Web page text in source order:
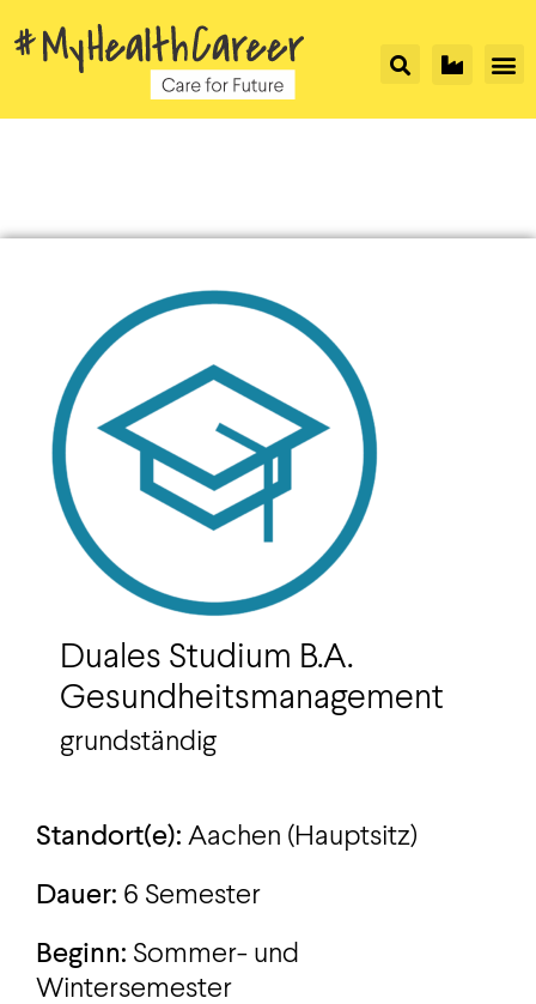
Duales Studium B.A.
Gesundheitsmanagement
grundständig
Standort(e): Aachen (Hauptsitz)
Dauer: 6 Semester
Beginn: Sommer- und
Wintersemester